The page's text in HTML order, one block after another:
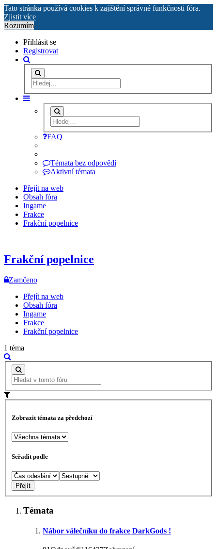
Tato stránka používá cookies k zajištění správné funkčnosti fóra.
Zjistit více
Rozumím
Přihlásit se
Registrovat
FAQ
Témata bez odpovědí
Aktivní témata
Přejít na web
Obsah fóra
Ingame
Frakce
Frakční popelnice
Frakční popelnice
Zamčeno
Přejít na web
Obsah fóra
Ingame
Frakce
Frakční popelnice
1 téma
Zobrazit témata za předchozí
Seřadit podle
Témata
Nábor válečníku do frakce DarkGods !